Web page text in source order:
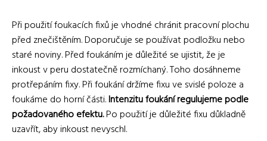
Při použití foukacích fixů je vhodné chránit pracovní plochu
před znečištěním. Doporučuje se používat podložku nebo
staré noviny. Před foukáním je důležité se ujistit, že je
inkoust v peru dostatečně rozmíchaný. Toho dosáhneme
protřepáním fixy. Při foukání držíme fixu ve svislé poloze a
foukáme do horní části.Intenzitu foukání regulujeme podle
požadovaného efektu.Po použití je důležité fixu důkladně
uzavřít, aby inkoust nevyschl.